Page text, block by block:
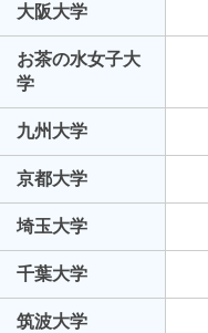
大阪大学
お茶の水女子大
学
九州大学
京都大学
埼玉大学
千葉大学
筑波大学